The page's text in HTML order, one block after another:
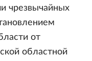
чрезвычайных
от
областной